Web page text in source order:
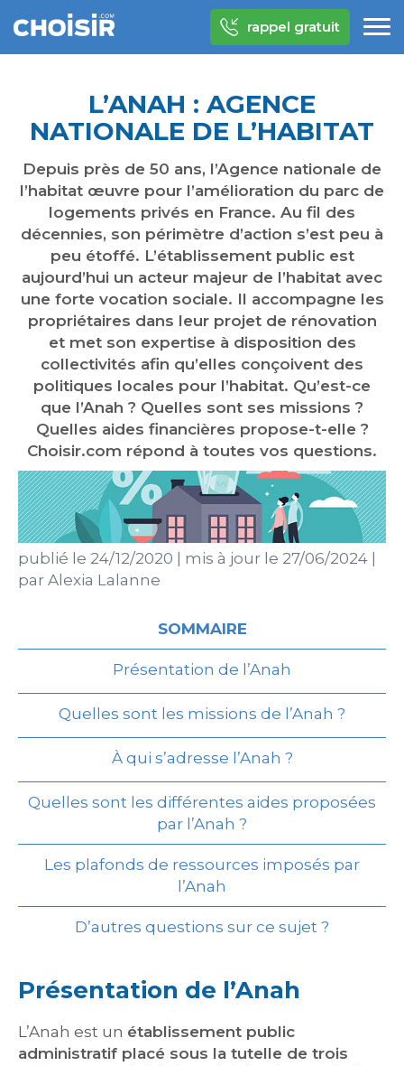
rappel gratuit
L’ANAH : AGENCE
NATIONALE DE L’HABITAT
Depuis près de 50 ans, l’Agence nationale de
l’habitat œuvre pour l’amélioration du parc de
logements privés en France. Au fil des
décennies, son périmètre d’action s’est peu à
peu étoffé. L’établissement public est
aujourd’hui un acteur majeur de l’habitat avec
une forte vocation sociale. Il accompagne les
propriétaires dans leur projet de rénovation
et met son expertise à disposition des
collectivités afin qu’elles conçoivent des
politiques locales pour l’habitat. Qu’est-ce
que l’Anah ? Quelles sont ses missions ?
Quelles aides financières propose-t-elle ?
Choisir.com répond à toutes vos questions.
publié le 24/12/2020 mis à jour le 27/06/2024
par Alexia Lalanne
SOMMAIRE
Présentation de l’Anah
Quelles sont les missions de l’Anah ?
À qui s’adresse l’Anah ?
Quelles sont les différentes aides proposées
par l’Anah ?
Les plafonds de ressources imposés par
l’Anah
D’autres questions sur ce sujet ?
Présentation de l’Anah
L’Anah est un établissement public
administratif placé sous la tutelle de trois